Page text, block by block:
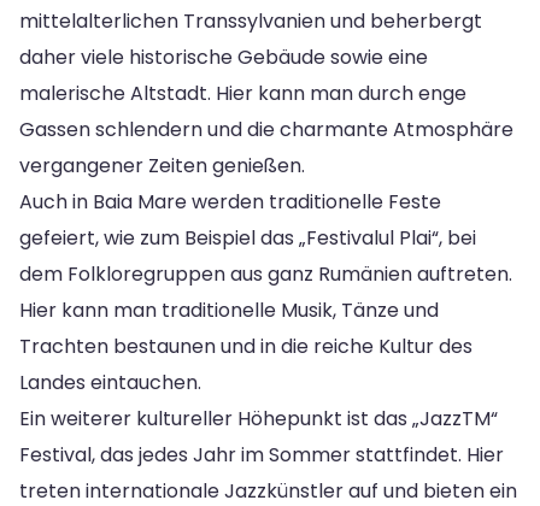
mittelalterlichen Transsylvanien und beherbergt
daher viele historische Gebäude sowie eine
malerische Altstadt. Hier kann man durch enge
Gassen schlendern und die charmante Atmosphäre
vergangener Zeiten genießen.
Auch in Baia Mare werden traditionelle Feste
gefeiert, wie zum Beispiel das „Festivalul Plai“, bei
dem Folkloregruppen aus ganz Rumänien auftreten.
Hier kann man traditionelle Musik, Tänze und
Trachten bestaunen und in die reiche Kultur des
Landes eintauchen.
Ein weiterer kultureller Höhepunkt ist das „JazzTM“
Festival, das jedes Jahr im Sommer stattfindet. Hier
treten internationale Jazzkünstler auf und bieten ein